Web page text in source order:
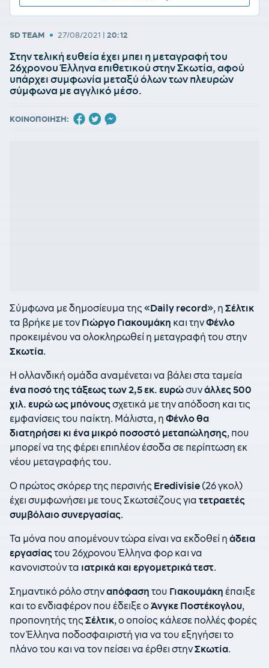
SD TEAM • 27/08/2021 | 20:12
Στην τελική ευθεία έχει μπει η μεταγραφή του
26χρονου Έλληνα επιθετικού στην Σκωτία, αφού
υπάρχει συμφωνία μεταξύ όλων των πλευρών
σύμφωνα με αγγλικό μέσο.
ΚΟΙΝΟΠΟΙΗΣΗ:
Σύμφωνα με δημοσίευμα της «Daily record», η Σέλτικ
τα βρήκε με τονΓιώργο Γιακουμάκη και τηνΦένλο
προκειμένου να ολοκληρωθεί η μεταγραφή του στην
Σκωτία.
Η ολλανδική ομάδα αναμένεται να βάλει στα ταμεία
ένα ποσό της τάξεως των 2,5 εκ. ευρώσυνάλλες 500
χιλ. ευρώ ως μπόνουςσχετικά με την απόδοση και τις
εμφανίσεις του παίκτη. Μάλιστα, η Φένλοθα
διατηρήσει κι ένα μικρό ποσοστό μεταπώλησης, που
μπορεί να της φέρει επιπλέον έσοδα σε περίπτωση εκ
νέου μεταγραφής του.
Ο πρώτος σκόρερ της περσινής Eredivisie (26 γκολ)
έχει συμφωνήσει με τους Σκωτσέζους για τετραετές
συμβόλαιο συνεργασίας.
Τα μόνα που απομένουν τώρα είναι να εκδοθεί η άδεια
εργασίαςτου 26χρονου Έλληνα φορ και να
κανονιστούν τα ιατρικά και εργομετρικά τεστ.
Σημαντικό ρόλο στηναπόφαση του Γιακουμάκη έπαιξε
και το ενδιαφέρον που έδειξε οΆνγκε Ποστέκογλου,
προπονητής της Σέλτικ, ο οποίος κάλεσε πολλές φορές
τον Έλληνα ποδοσφαιριστή για να του εξηγήσει το
πλάνο του και να τον πείσει να έρθει στηνΣκωτία.